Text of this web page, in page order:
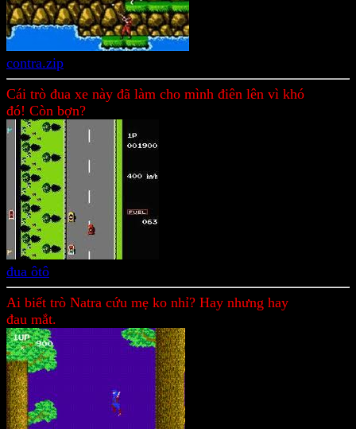
contra.zip
Cái trò đua xe này đã làm cho mình điên lên vì khó
đó! Còn bợn?
đua ôtô
Ai biết trò Natra cứu mẹ ko nhỉ? Hay nhưng hay
đau mắt.